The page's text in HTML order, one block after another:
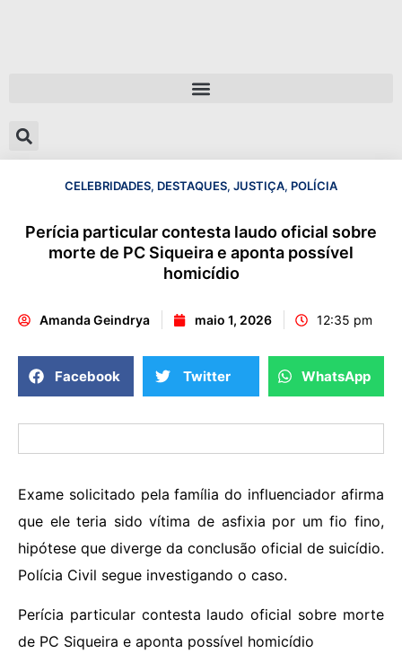
CELEBRIDADES, DESTAQUES, JUSTIÇA, POLÍCIA
Perícia particular contesta laudo oficial sobre
morte de PC Siqueira e aponta possível
homicídio
Amanda Geindrya maio 1, 2026 12:35 pm
Facebook Twitter WhatsApp
Exame solicitado pela família do influenciador afirma
que ele teria sido vítima de asfixia por um fio fino,
hipótese que diverge da conclusão oficial de suicídio.
Polícia Civil segue investigando o caso.
Perícia particular contesta laudo oficial sobre morte
de PC Siqueira e aponta possível homicídio